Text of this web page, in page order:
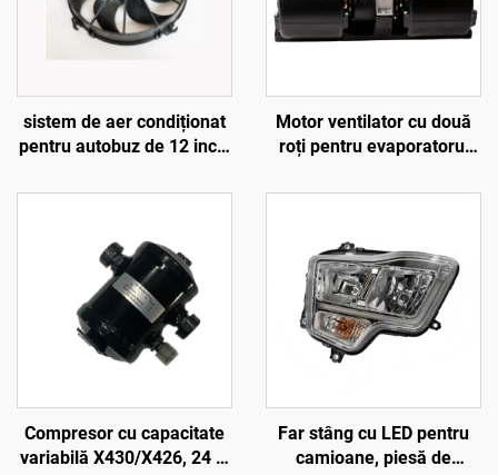
sistem de aer condiționat
pentru autobuz de 12 inch,
pale curbate
Motor ventilator cu două
roți pentru evaporatorul
condiționat pentru autobuz
Compresor cu capacitate
variabilă X430/X426, 24 V,
Far stâng cu LED pentru
camioane, piesă de